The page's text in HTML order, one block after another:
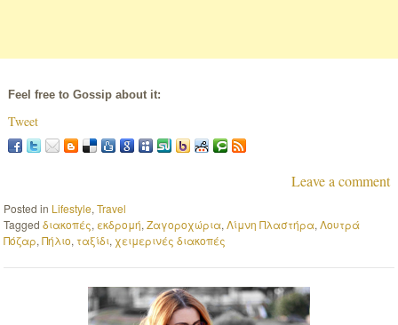
Feel free to Gossip about it:
Tweet
Leave a comment
Posted in Lifestyle,Travel
Taggedδιακοπές, εκδρομή,Ζαγοροχώρια,Λίμνη Πλαστήρα,Λουτρά
Πόζαρ,Πήλιο,ταξίδι, χειμερινές διακοπές